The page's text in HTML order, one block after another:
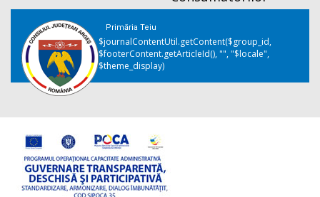
Primăria Teiu
$journalContentUtil.getContent($group_id,
$footerContent.getArticleId(), "", "$locale",
$theme_display)